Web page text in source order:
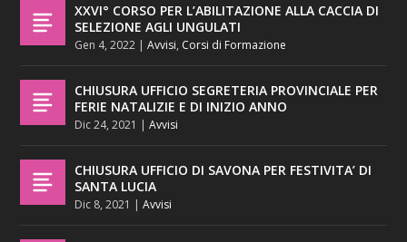
XXVI° CORSO PER L’ABILITAZIONE ALLA CACCIA DI
SELEZIONE AGLI UNGULATI
Gen 4, 2022 |Avvisi, Corsi di Formazione
CHIUSURA UFFICIO SEGRETERIA PROVINCIALE PER
FERIE NATALIZIE E DI INIZIO ANNO
Dic 24, 2021 |Avvisi
CHIUSURA UFFICIO DI SAVONA PER FESTIVITA’ DI
SANTA LUCIA
Dic 8, 2021 |Avvisi